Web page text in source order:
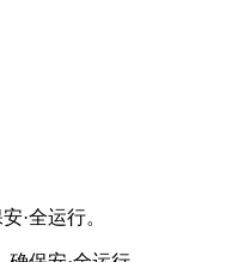
·全运行。